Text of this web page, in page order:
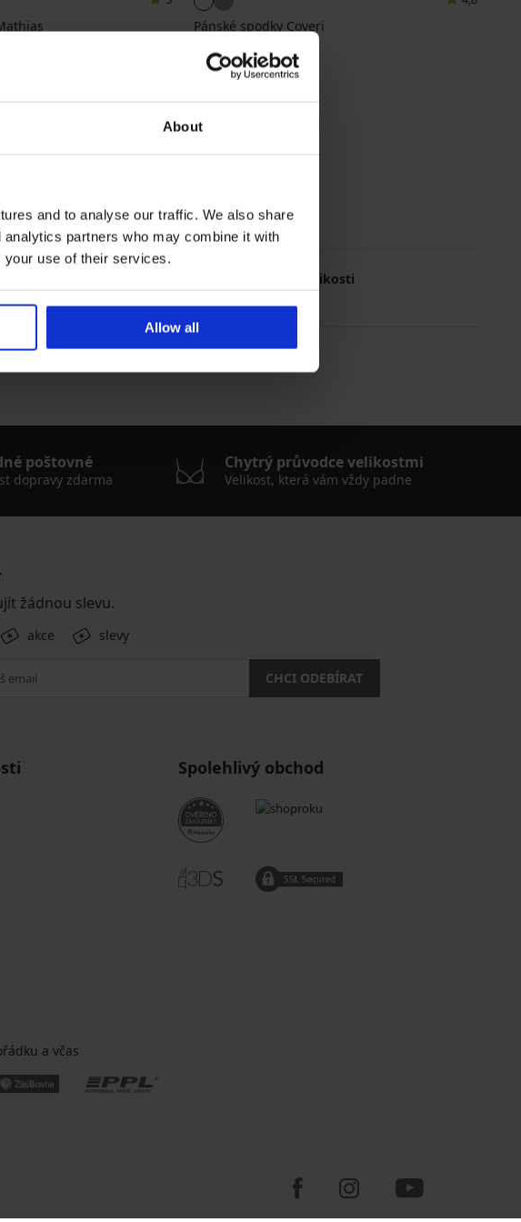
About
and to analyse our traffic. We also share
partners who may combine it with
your use of their services.
Allow all
Pánské spodky Coveri
Nejčastěji vybírané velikosti
poštovné
dopravy zdarma
Chytrý průvodce velikostmi
Velikost, která vám vždy padne
žádnou slevu.
akce slevy
CHCI ODEBÍRAT
Spolehlivý obchod
a včas